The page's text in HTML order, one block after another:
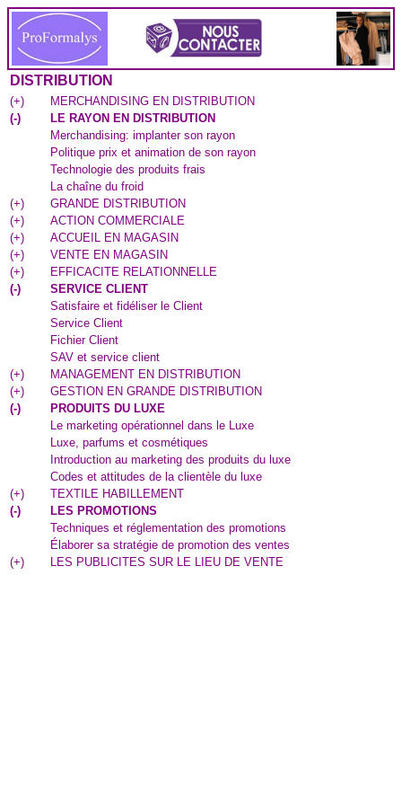
DISTRIBUTION
(+)
MERCHANDISING EN DISTRIBUTION
(-)
LE RAYON EN DISTRIBUTION
Merchandising: implanter son rayon
Politique prix et animation de son rayon
Technologie des produits frais
La chaîne du froid
(+)
GRANDE DISTRIBUTION
(+)
ACTION COMMERCIALE
(+)
ACCUEIL EN MAGASIN
(+)
VENTE EN MAGASIN
(+)
EFFICACITE RELATIONNELLE
(-)
SERVICE CLIENT
Satisfaire et fidéliser le Client
Service Client
Fichier Client
SAV et service client
(+)
MANAGEMENT EN DISTRIBUTION
(+)
GESTION EN GRANDE DISTRIBUTION
(-)
PRODUITS DU LUXE
Le marketing opérationnel dans le Luxe
Luxe, parfums et cosmétiques
Introduction au marketing des produits du luxe
Codes et attitudes de la clientèle du luxe
(+)
TEXTILE HABILLEMENT
(-)
LES PROMOTIONS
Techniques et réglementation des promotions
Élaborer sa stratégie de promotion des ventes
(+) LES PUBLICITES SUR LE LIEU DE VENTE